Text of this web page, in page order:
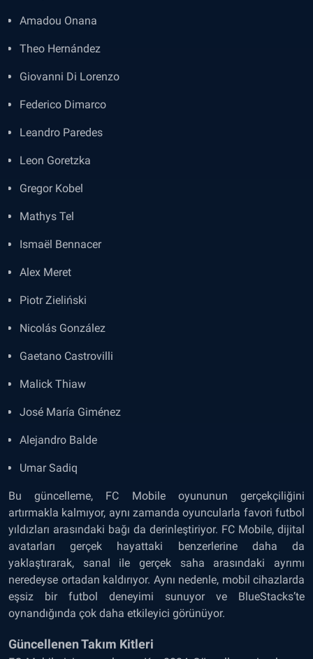
Amadou Onana
Theo Hernández
Giovanni Di Lorenzo
Federico Dimarco
Leandro Paredes
Leon Goretzka
Gregor Kobel
Mathys Tel
Ismaël Bennacer
Alex Meret
Piotr Zieliński
Nicolás González
Gaetano Castrovilli
Malick Thiaw
José María Giménez
Alejandro Balde
Umar Sadiq
Bu güncelleme, FC Mobile oyununun gerçekçiliğini
artırmakla kalmıyor, aynı zamanda oyuncularla favori futbol
yıldızları arasındaki bağı da derinleştiriyor. FC Mobile, dijital
avatarları gerçek hayattaki benzerlerine daha da
yaklaştırarak, sanal ile gerçek saha arasındaki ayrımı
neredeyse ortadan kaldırıyor. Aynı nedenle, mobil cihazlarda
eşsiz bir futbol deneyimi sunuyor ve BlueStacks’te
oynandığında çok daha etkileyici görünüyor.
Güncellenen Takım Kitleri